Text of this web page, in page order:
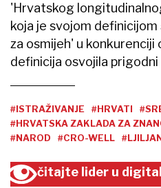
'Hrvatskog
koja je svojom
za osmijeh' u
definicija osvojila prigodni
#ISTRAŽIVANJE #HRVATI
#HRVATSKA ZAKLADA ZA
#NAROD
#CRO-WELL
čitajte lider u